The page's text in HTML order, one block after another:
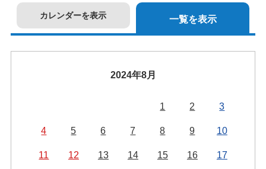
カレンダーを表示 一覧を表示
2024年8月
1 2 3
4 5 6 7 8 9 10
11 12 13 14 15 16 17